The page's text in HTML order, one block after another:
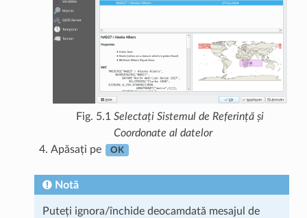
Fig. 5.1 Selectați Sistemul de Referință și
Coordonate al datelor
Apăsați pe
OK
Notă
Puteți ignora/închide deocamdată mesajul de